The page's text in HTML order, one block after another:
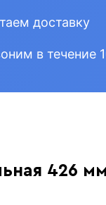
доставку
в течение
426